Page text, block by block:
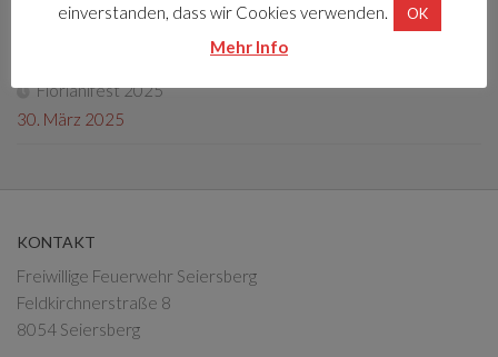
Fotos Florianifest 2025
Florianifest 2025
30. März 2025
KONTAKT
Freiwillige Feuerwehr Seiersberg
Feldkirchnerstraße 8
8054 Seiersberg
einverstanden, dass wir Cookies verwenden.
OK
Mehr Info